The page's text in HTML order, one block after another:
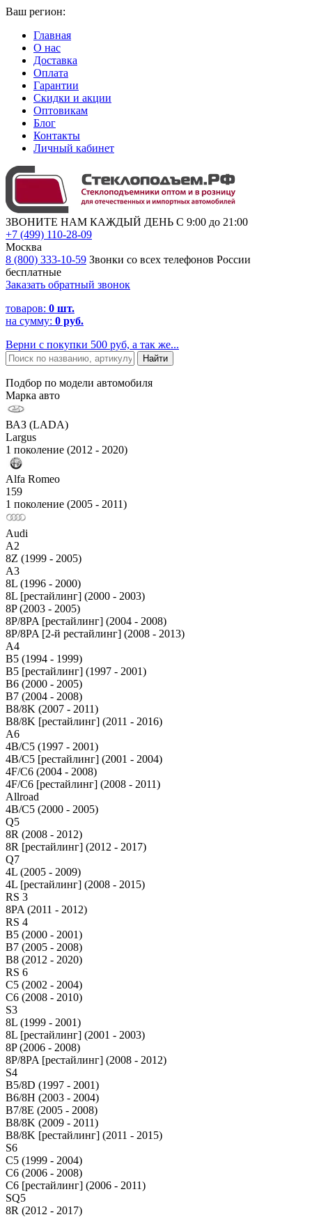
Ваш регион:
Главная
О нас
Доставка
Оплата
Гарантии
Скидки и акции
Оптовикам
Блог
Контакты
Личный кабинет
ЗВОНИТЕ НАМ КАЖДЫЙ ДЕНЬ С 9:00 до 21:00
+7 (499) 110-28-09
Москва
8 (800) 333-10-59 Звонки со всех телефонов России
бесплатные
Заказать обратный звонок
товаров: 0 шт.
на сумму: 0 руб.
Верни с покупки 500 руб, а так же...
Подбор по модели автомобиля
Марка авто
ВАЗ (LADA)
Largus
1 поколение (2012 - 2020)
Alfa Romeo
159
1 поколение (2005 - 2011)
Audi
A2
8Z (1999 - 2005)
A3
8L (1996 - 2000)
8L [рестайлинг] (2000 - 2003)
8P (2003 - 2005)
8P/8PA [рестайлинг] (2004 - 2008)
8P/8PA [2-й рестайлинг] (2008 - 2013)
A4
B5 (1994 - 1999)
B5 [рестайлинг] (1997 - 2001)
B6 (2000 - 2005)
B7 (2004 - 2008)
B8/8K (2007 - 2011)
B8/8K [рестайлинг] (2011 - 2016)
A6
4B/C5 (1997 - 2001)
4B/C5 [рестайлинг] (2001 - 2004)
4F/C6 (2004 - 2008)
4F/C6 [рестайлинг] (2008 - 2011)
Allroad
4B/C5 (2000 - 2005)
Q5
8R (2008 - 2012)
8R [рестайлинг] (2012 - 2017)
Q7
4L (2005 - 2009)
4L [рестайлинг] (2008 - 2015)
RS 3
8PA (2011 - 2012)
RS 4
B5 (2000 - 2001)
B7 (2005 - 2008)
B8 (2012 - 2020)
RS 6
C5 (2002 - 2004)
C6 (2008 - 2010)
S3
8L (1999 - 2001)
8L [рестайлинг] (2001 - 2003)
8P (2006 - 2008)
8P/8PA [рестайлинг] (2008 - 2012)
S4
B5/8D (1997 - 2001)
B6/8H (2003 - 2004)
B7/8E (2005 - 2008)
B8/8K (2009 - 2011)
B8/8K [рестайлинг] (2011 - 2015)
S6
C5 (1999 - 2004)
C6 (2006 - 2008)
C6 [рестайлинг] (2006 - 2011)
SQ5
8R (2012 - 2017)